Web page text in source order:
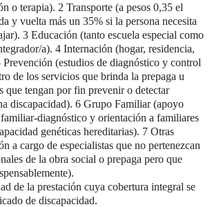
o terapia). 2 Transporte (a pesos 0,35 el
y vuelta más un 35% si la persona necesita
3 Educación (tanto escuela especial como
a). 4 Internación (hogar, residencia,
(estudios de diagnóstico y control
de los servicios que brinda la prepaga u
que tengan por fin prevenir o detectar
discapacidad). 6 Grupo Familiar (apoyo
diagnóstico y orientación a familiares
genéticas hereditarias). 7 Otras
a cargo de especialistas que no pertenezcan
de la obra social o prepaga pero que
de la prestación cuya cobertura integral se
de discapacidad.